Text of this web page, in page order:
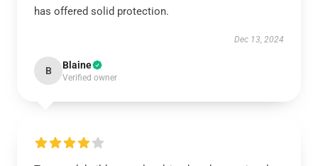
has offered solid protection.
Dec 13, 2024
B Blaine
Verified owner